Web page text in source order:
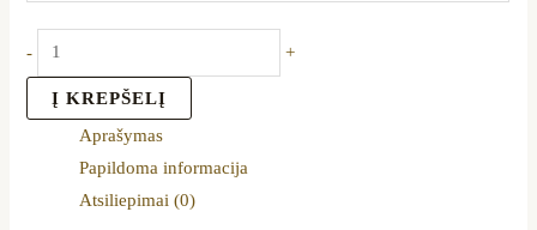
- +
Į KREPŠELĮ
Aprašymas
Papildoma informacija
Atsiliepimai (0)